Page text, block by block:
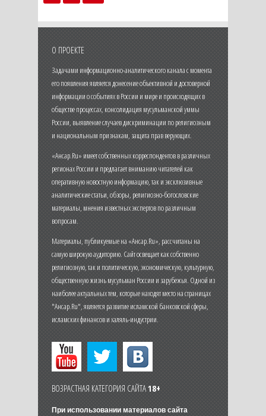
О ПРОЕКТЕ
Задачами информационно-аналитического канала с момента
его появления является донесение объективной и достоверной
информации о событиях в России и мире и происходящих в
обществе процессах, консолидация мусульманской уммы
России, выявление случаев дискриминации по религиозным
и национальным признакам, защита прав верующих.
«Ансар.Ru» имеет собственных корреспондентов в различных
регионах России и предлагает вниманию читателей как
оперативную новостную информацию, так и эксклюзивные
аналитические статьи, обзоры, религиозно-богословские
материалы, мнения известных экспертов по различным
вопросам.
Материалы, публикуемые на «Ансар.Ru», рассчитаны на
самую широкую аудиторию. Сайт освещает как собственно
религиозную, так и политическую, экономическую, культурную,
общественную жизнь мусульман России и зарубежья. Одной из
наиболее актуальных тем, которые находят место на страницах
"Ансар.Ru", является развитие исламской банковской сферы,
исламских финансов и халяль-индустрии.
ВОЗРАСТНАЯ КАТЕГОРИЯ САЙТА18+
При использовании материалов сайта